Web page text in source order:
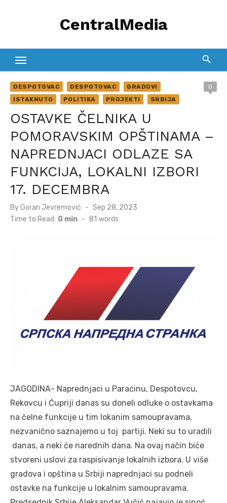
CentralMedia
DESPOTOVAC DESPOTOVAC
GRADOVI
ISTAKNUTO
POLITIKA PROJEKTI SRBIJA
0
OSTAVKE ČELNIKA U
POMORAVSKIM OPŠTINAMA –
NAPREDNJACI ODLAZE SA
FUNKCIJA, LOKALNI IZBORI
17. DECEMBRA
ByGoran Jevremović
Posted
on
Sep 28, 2023
Time to Read: 0 min - 81 words
JAGODINA- Naprednjaci u Paraćinu, Despotovcu,
Rekovcu i Ćupriji danas su doneli odluke o ostavkama
na čelne funkcije u tim lokanim samoupravama,
nezvanično saznajemo u toj partiji. Neki su to uradili
danas, a neki će narednih dana. Na ovaj način biće
stvoreni uslovi za raspisivanje lokalnih izbora. U više
gradova i opština u Srbiji naprednjaci su podneli
ostavke na funkcije u lokalnim samoupravama.